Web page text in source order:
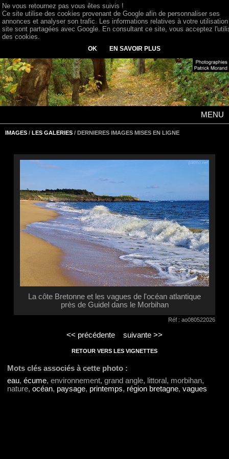
MENU
IMAGES / LES GALERIES / DERNIERES IMAGES MISES EN LIGNE
La côte Bretonne et les vagues de l'océan atlantique
près de Guidel dans le Morbihan
Réf : ao080522026
<< précédente suivante >>
RETOUR VERS LES VIGNETTES
Mots clés associés à cette photo :
eau, écume, environnement, grand angle, littoral, morbihan,
nature, océan, paysage, printemps, région bretagne, vagues
Ne vous retournez pas vous êtes suivis !
Ce site utilise des cookies provenant de Google afin de personnaliser ses
annonces et analyser son trafic. Les informations relatives à votre
site sont partagées avec Google. En consultant ce site, vous acceptez
des cookies.
OK EN SAVOIR PLUS